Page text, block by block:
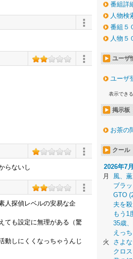
らないし
人探偵レベルの安易な企
ても設定に無理がある（驚
動しにくくなっちゃうんじ
番組詳
人物検
番組５
人物５
ユーザ
ユーザ
表示でき
掲示板
お茶の
クール
2026年7
月
風、
ブラ
GTO
夫を
もう1
35歳
えっ
火
さよ
クロ